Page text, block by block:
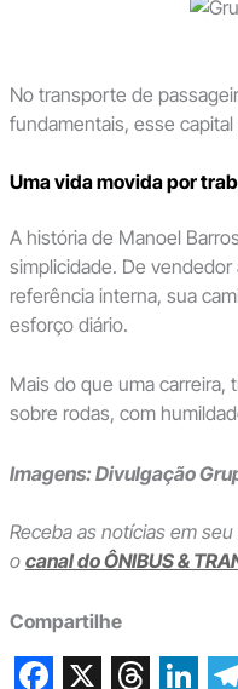
No transporte de
fundamentais, esse
Uma vida movida por
A história de Manoel
simplicidade. De
referência interna, sua
esforço diário.
Mais do que uma carreira,
sobre rodas, com
Imagens: Divulgação
Receba as notícias em seu
o canal do ÔNIBUS &
Compartilhe